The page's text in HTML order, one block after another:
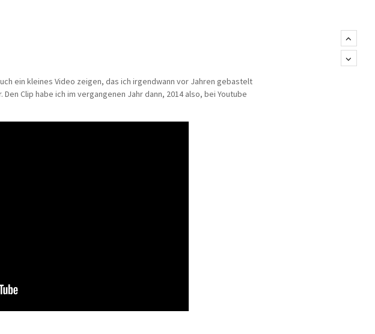
ein kleines Video zeigen, das ich irgendwann vor Jahren gebastelt
Clip habe ich im vergangenen Jahr dann, 2014 also, bei Youtube